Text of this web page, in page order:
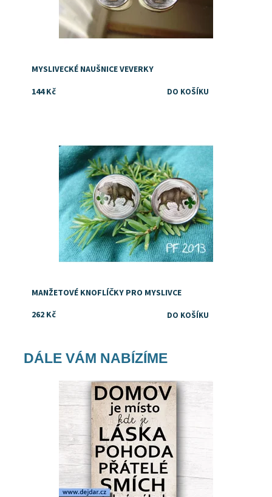
MYSLIVECKÉ NAUŠNICE VEVERKY
144 Kč
MANŽETOVÉ KNOFLÍČKY PRO MYSLIVCE
262 Kč
DÁLE VÁM NABÍZÍME
Dostupnost: Skladem